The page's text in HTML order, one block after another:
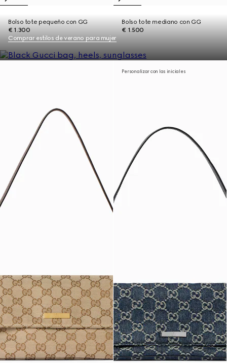
Bolso tote pequeño con GG
€ 1.300
Bolso tote mediano con GG
€ 1.500
Comprar estilos de verano para mujer
Personalizar con las iniciales